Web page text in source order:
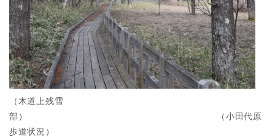
（木道上残雪
部） （小田代原
歩道状況）